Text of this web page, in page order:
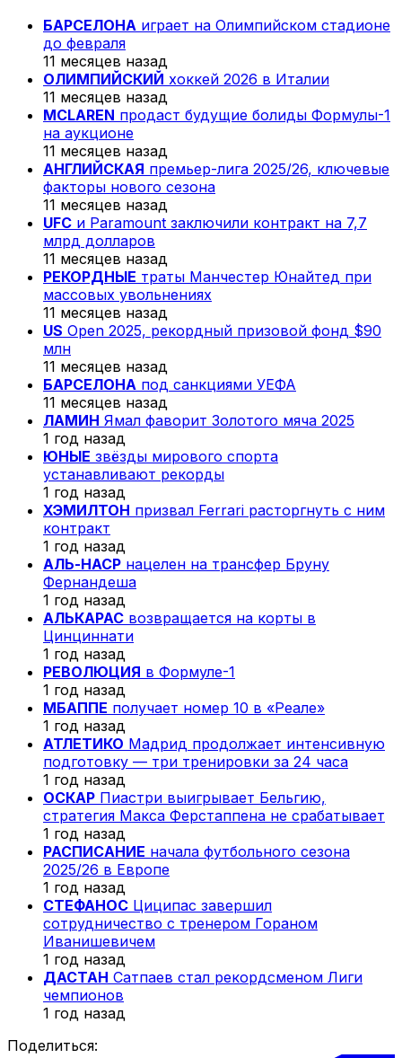
БАРСЕЛОНА играет на Олимпийском стадионе
до февраля
11 месяцев назад
ОЛИМПИЙСКИЙ хоккей 2026 в Италии
11 месяцев назад
MCLAREN продаст будущие болиды Формулы-1
на аукционе
11 месяцев назад
АНГЛИЙСКАЯ премьер-лига 2025/26, ключевые
факторы нового сезона
11 месяцев назад
UFC и Paramount заключили контракт на 7,7
млрд долларов
11 месяцев назад
РЕКОРДНЫЕ траты Манчестер Юнайтед при
массовых увольнениях
11 месяцев назад
US Open 2025, рекордный призовой фонд $90
млн
11 месяцев назад
БАРСЕЛОНА под санкциями УЕФА
11 месяцев назад
ЛАМИН Ямал фаворит Золотого мяча 2025
1 год назад
ЮНЫЕ звёзды мирового спорта
устанавливают рекорды
1 год назад
ХЭМИЛТОН призвал Ferrari расторгнуть с ним
контракт
1 год назад
АЛЬ-НАСР нацелен на трансфер Бруну
Фернандеша
1 год назад
АЛЬКАРАС возвращается на корты в
Цинциннати
1 год назад
РЕВОЛЮЦИЯ в Формуле-1
1 год назад
МБАППЕ получает номер 10 в «Реале»
1 год назад
АТЛЕТИКО Мадрид продолжает интенсивную
подготовку — три тренировки за 24 часа
1 год назад
ОСКАР Пиастри выигрывает Бельгию,
стратегия Макса Ферстаппена не срабатывает
1 год назад
РАСПИСАНИЕ начала футбольного сезона
2025/26 в Европе
1 год назад
СТЕФАНОС Циципас завершил
сотрудничество с тренером Гораном
Иванишевичем
1 год назад
ДАСТАН Сатпаев стал рекордсменом Лиги
чемпионов
1 год назад
Поделиться: